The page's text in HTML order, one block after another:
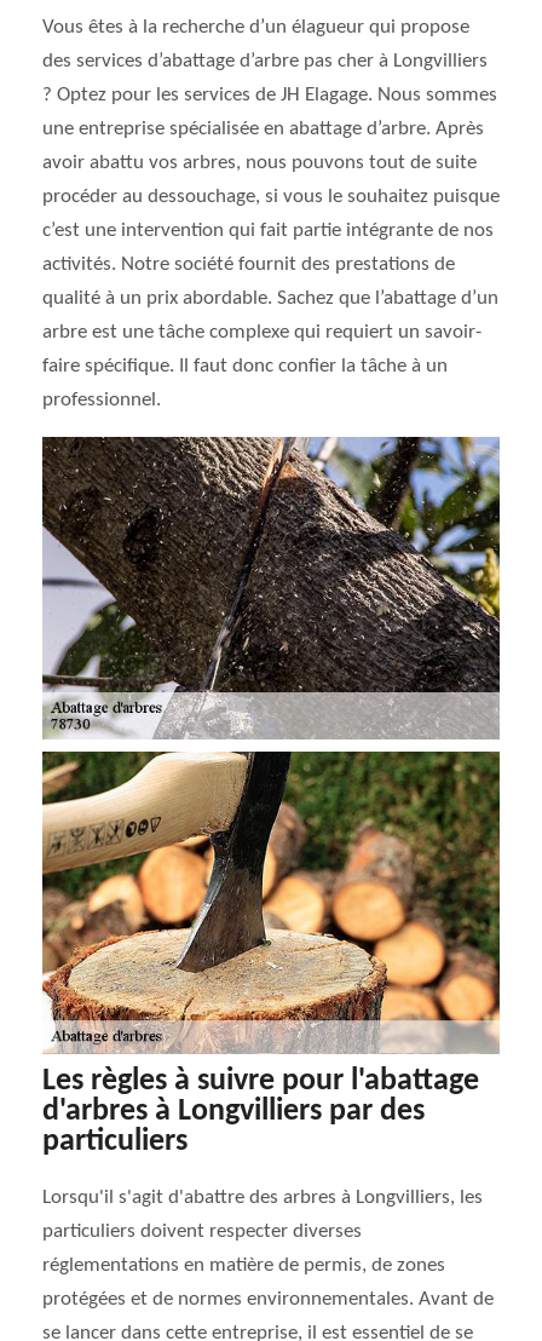
Vous êtes à la recherche d’un élagueur qui propose
des services d’abattage d’arbre pas cher à Longvilliers
? Optez pour les services de JH Elagage. Nous sommes
une entreprise spécialisée en abattage d’arbre. Après
avoir abattu vos arbres, nous pouvons tout de suite
procéder au dessouchage, si vous le souhaitez puisque
c’est une intervention qui fait partie intégrante de nos
activités. Notre société fournit des prestations de
qualité à un prix abordable. Sachez que l’abattage d’un
arbre est une tâche complexe qui requiert un savoir-
faire spécifique. Il faut donc confier la tâche à un
professionnel.
Les règles à suivre pour l'abattage
d'arbres à Longvilliers par des
particuliers
Lorsqu'il s'agit d'abattre des arbres à Longvilliers, les
particuliers doivent respecter diverses
réglementations en matière de permis, de zones
protégées et de normes environnementales. Avant de
se lancer dans cette entreprise, il est essentiel de se